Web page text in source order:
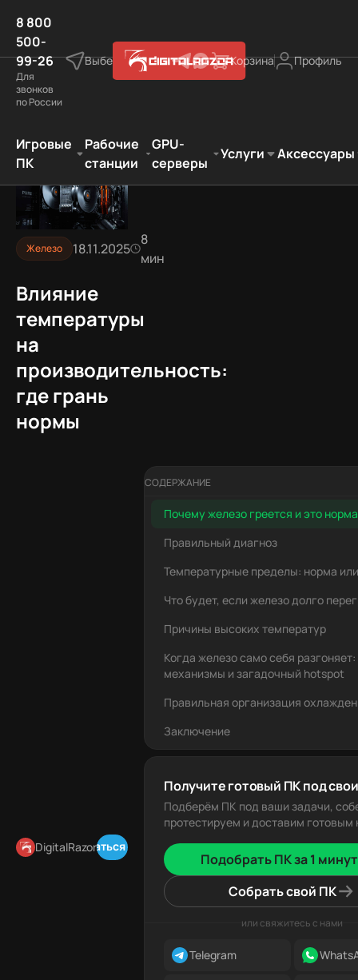
8 800
500-
99-26
Для
звонков
по России
Выберите город Корзина Профиль
Игровые
ПК
Рабочие
станции
GPU-
серверы
Услуги Аксессуары
Железо 18.11.2025
8
мин
Влияние
температуры
на
производительность:
где грань
нормы
DigitalRazor
Подписаться в Telegram
СОДЕРЖАНИЕ
Почему железо греется и это
Правильный диагноз
Температурные пределы: норма
Что будет, если железо долго
Причины высоких температур
Когда железо само себя
механизмы и загадочный hotspot
Правильная организация
Заключение
Получите готовый ПК под
Подберём ПК под ваши задачи,
протестируем и доставим готовым
Подобрать ПК за 1
Собрать свой ПК
или свяжитесь с нами
Telegram